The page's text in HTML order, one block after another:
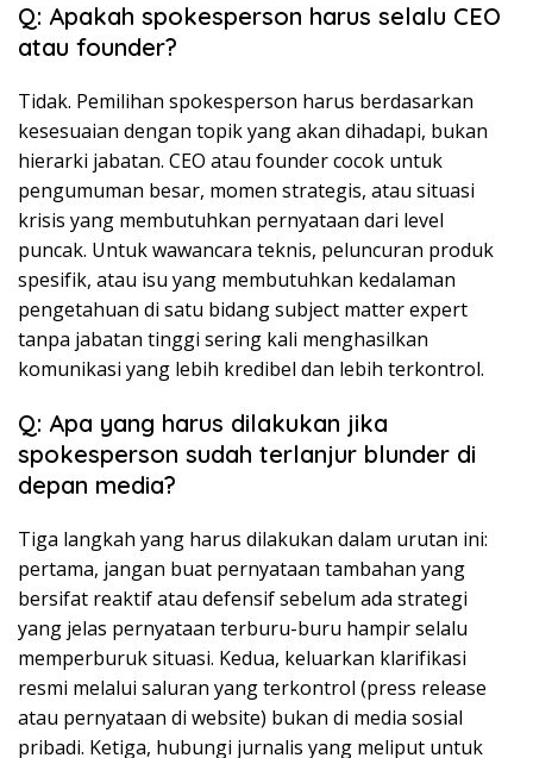
Q: Apakah spokesperson harus selalu CEO
atau founder?
Tidak. Pemilihan spokesperson harus berdasarkan
kesesuaian dengan topik yang akan dihadapi, bukan
hierarki jabatan. CEO atau founder cocok untuk
pengumuman besar, momen strategis, atau situasi
krisis yang membutuhkan pernyataan dari level
puncak. Untuk wawancara teknis, peluncuran produk
spesifik, atau isu yang membutuhkan kedalaman
pengetahuan di satu bidang subject matter expert
tanpa jabatan tinggi sering kali menghasilkan
komunikasi yang lebih kredibel dan lebih terkontrol.
Q: Apa yang harus dilakukan jika
spokesperson sudah terlanjur blunder di
depan media?
Tiga langkah yang harus dilakukan dalam urutan ini:
pertama, jangan buat pernyataan tambahan yang
bersifat reaktif atau defensif sebelum ada strategi
yang jelas pernyataan terburu-buru hampir selalu
memperburuk situasi. Kedua, keluarkan klarifikasi
resmi melalui saluran yang terkontrol (press release
atau pernyataan di website) bukan di media sosial
pribadi. Ketiga, hubungi jurnalis yang meliput untuk